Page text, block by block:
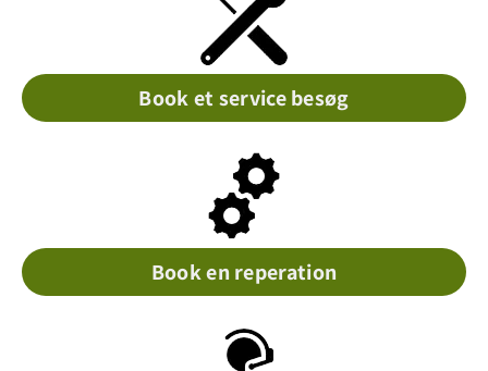
Book et service besøg
Book en reperation